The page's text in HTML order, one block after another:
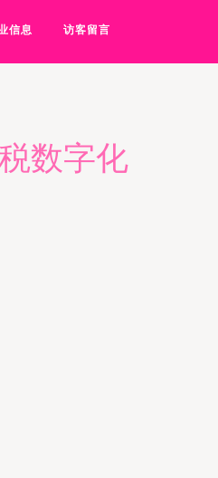
信息 访客留言
数字化